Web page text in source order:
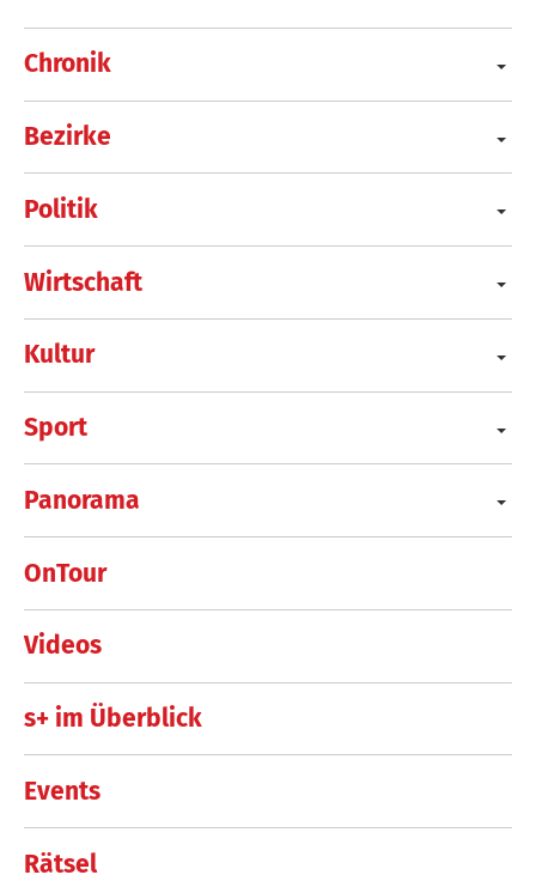
Chronik
Bezirke
Politik
Wirtschaft
Kultur
Sport
Panorama
OnTour
Videos
s+ im Überblick
Events
Rätsel